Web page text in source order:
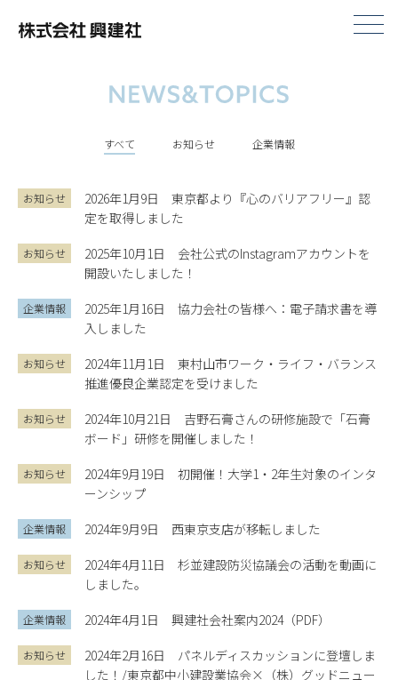
すべて お知らせ 企業情報
お知らせ 2026年1月9日
東京都より『心のバリアフリー』認
定を取得しました
お知らせ 2025年10月1日
会社公式のInstagramアカウントを
開設いたしました！
企業情報 2025年1月16日
協力会社の皆様へ：電子請求書を導
入しました
お知らせ 2024年11月1日
東村山市ワーク・ライフ・バランス
推進優良企業認定を受けました
お知らせ 2024年10月21日
吉野石膏さんの研修施設で「石膏
ボード」研修を開催しました！
お知らせ 2024年9月19日
初開催！大学1・2年生対象のインタ
ーンシップ
企業情報 2024年9月9日 西東京支店が移転しました
お知らせ 2024年4月11日
杉並建設防災協議会の活動を動画に
しました。
企業情報 2024年4月1日 興建社会社案内2024（PDF）
お知らせ 2024年2月16日
パネルディスカッションに登壇しま
した！/東京都中小建設業協会×（株）グッドニュー